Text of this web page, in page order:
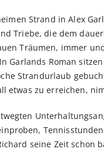
Strand in Alex
Triebe, die dem
Träumen, immer
Roman
Strandurlaub
etwas zu erreichen,
seine Zeit schon